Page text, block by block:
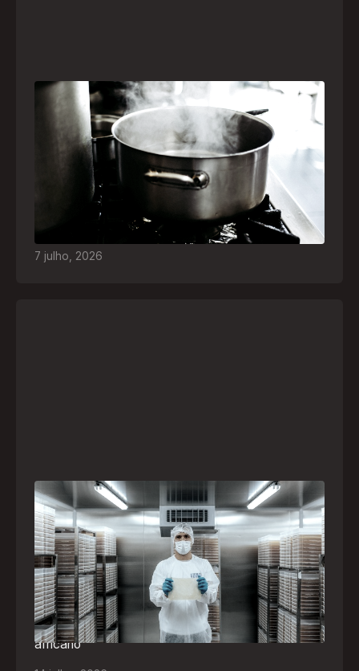
Frio leva brasileiros a improvisar para se
aquecer e aumenta risco de queimaduras
dentro de casa
O inverno chegou e, com ele, práticas perigosas
para espantar o frio voltam a ser comuns. Saiba
quais são os riscos e como agir em caso de
7 julho, 2026
A paranaense Vuelo Pharma é uma das 13
empresas brasileiras selecionadas para
representar o Brasil na maior feira de
negócios de Angola
Empresa participará da FILDA 2026, em Luanda,
levando tecnologias brasileiras para tratamento de
feridas, ostomia e proteção cutânea ao mercado
africano